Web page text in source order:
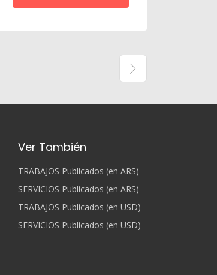
Ver También
TRABAJOS Publicados (en ARS)
SERVICIOS Publicados (en ARS)
TRABAJOS Publicados (en USD)
SERVICIOS Publicados (en USD)